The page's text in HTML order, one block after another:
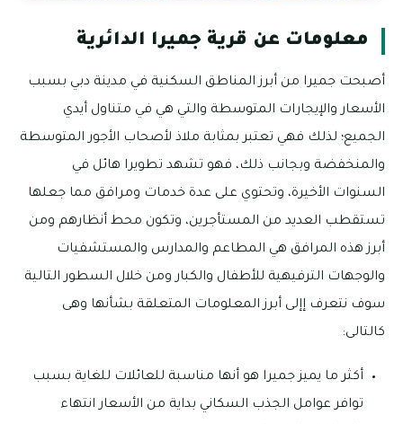
معلومات عن قرية جميرا الدائرية
أصبحت جميرا من أبرز المناطق السكنية في مدينة دبي بسبب
الأسعار والإيجارات المتوسطة والتي هي في متناول أيدي
الجميع؛ لذلك فهي تعتبر بمثابة ملاذ لأصحاب الأجور المتوسطة
والمنخفضة وبجانب ذلك، فهو تشهد تطويرا هائل في
السنوات الأخيرة، وتحتوي على عدة خدمات ومرافق مما جعلها
تستقطب العديد من المستأجرين، وتكون محط أنظارهم ومن
أبرز هذه المرافق هي المطاعم والمدارس والمستشفيات
والوجهات الترفيهية للأطفال والكبار ومن خلال السطور التالية
سوف نتعرف إإلى أبرز المعلومات المتعلقة بشأنها وهى
كالتالى:
أكثر ما يميز جميرا هو أنها مناسبة للعائلات للغاية بسبب
توافر عوامل الجذب السكاني بداية من الأسعار انتهاء